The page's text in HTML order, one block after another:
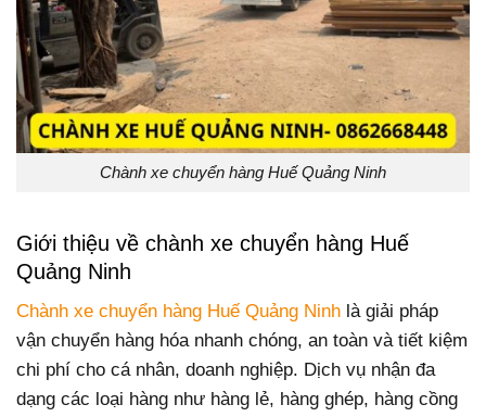
Chành xe chuyển hàng Huế Quảng Ninh
Giới thiệu về chành xe chuyển hàng Huế
Quảng Ninh
Chành xe chuyển hàng Huế Quảng Ninh là giải pháp
vận chuyển hàng hóa nhanh chóng, an toàn và tiết kiệm
chi phí cho cá nhân, doanh nghiệp. Dịch vụ nhận đa
dạng các loại hàng như hàng lẻ, hàng ghép, hàng cồng